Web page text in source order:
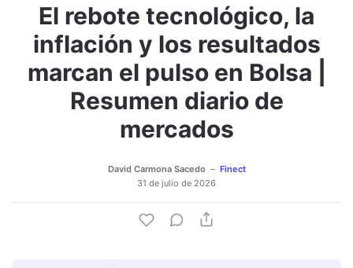
El rebote tecnológico, la
inflación y los resultados
marcan el pulso en Bolsa |
Resumen diario de
mercados
David Carmona Sacedo
Finect
31 de julio de 2026